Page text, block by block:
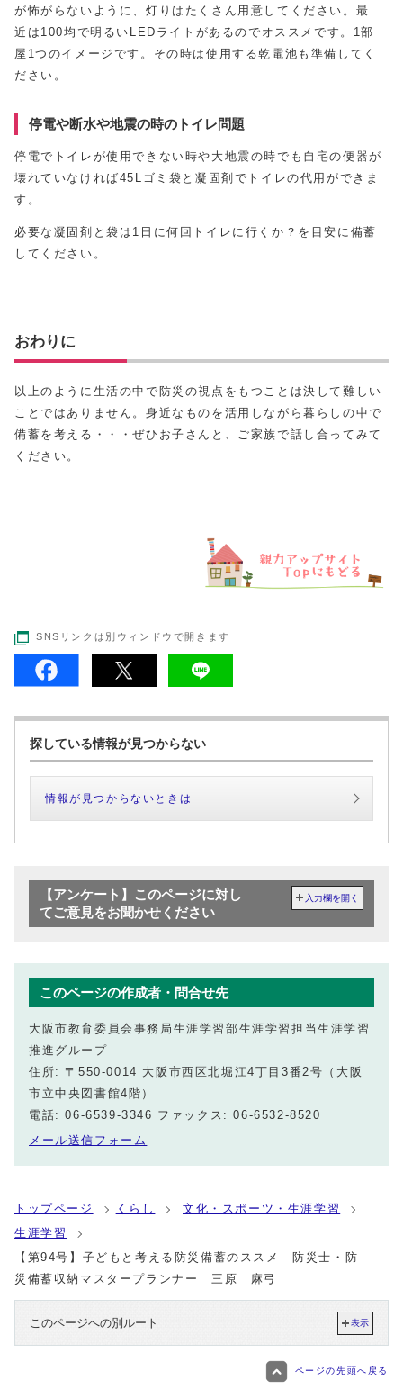
が怖がらないように、灯りはたくさん用意してください。最
近は100均で明るいLEDライトがあるのでオススメです。1部
屋1つのイメージです。その時は使用する乾電池も準備してく
ださい。
停電や断水や地震の時のトイレ問題
停電でトイレが使用できない時や大地震の時でも自宅の便器が
壊れていなければ45Lゴミ袋と凝固剤でトイレの代用ができま
す。
必要な凝固剤と袋は1日に何回トイレに行くか？を目安に備蓄
してください。
おわりに
以上のように生活の中で防災の視点をもつことは決して難しい
ことではありません。身近なものを活用しながら暮らしの中で
備蓄を考える・・・ぜひお子さんと、ご家族で話し合ってみて
ください。
SNSリンクは別ウィンドウで開きます
探している情報が見つからない
情報が見つからないときは
【アンケート】このページに対し
てご意見をお聞かせください
入力欄を開く
このページの作成者・問合せ先
大阪市教育委員会事務局生涯学習部生涯学習担当生涯学習
推進グループ
住所: 〒550-0014 大阪市西区北堀江4丁目3番2号（大阪
市立中央図書館4階）
電話: 06-6539-3346 ファックス: 06-6532-8520
メール送信フォーム
トップページ くらし
文化・スポーツ・生涯学習
生涯学習
【第94号】子どもと考える防災備蓄のススメ 防災士・防
災備蓄収納マスタープランナー 三原 麻弓
このページへの別ルート 表示
ページの先頭へ戻る